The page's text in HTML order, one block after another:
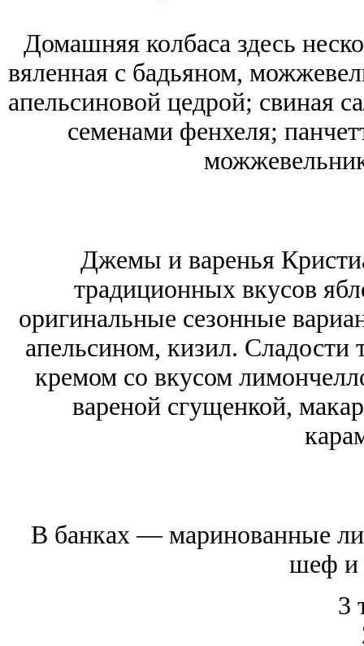
Домашняя колбаса здесь
вяленная с бадьяном,
апельсиновой цедрой; свиная
семенами фенхеля;
Джемы и варенья
традиционных вкусов
оригинальные сезонные
апельсином, кизил.
кремом со вкусом
вареной сгущенкой,
В банках — маринованные
шеф и
3